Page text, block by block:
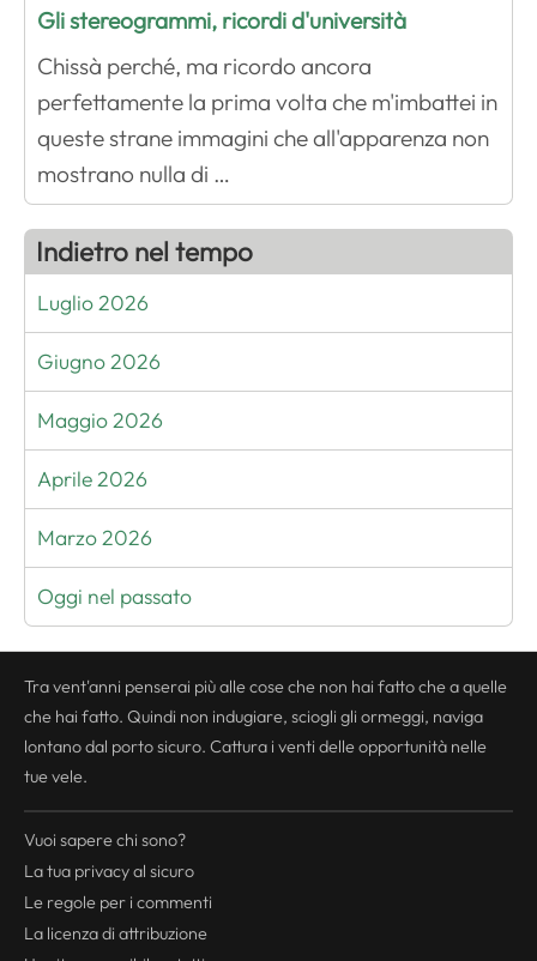
Gli stereogrammi, ricordi d'università
Chissà perché, ma ricordo ancora
perfettamente la prima volta che m'imbattei in
queste strane immagini che all'apparenza non
mostrano nulla di …
Indietro nel tempo
Luglio 2026
Giugno 2026
Maggio 2026
Aprile 2026
Marzo 2026
Oggi nel passato
Tra vent'anni penserai più alle cose che non hai fatto che a quelle
che hai fatto. Quindi non indugiare, sciogli gli ormeggi, naviga
lontano dal porto sicuro. Cattura i venti delle opportunità nelle
tue vele.
Vuoi sapere chi sono?
La tua privacyal sicuro
Le regole per i commenti
La licenza di attribuzione